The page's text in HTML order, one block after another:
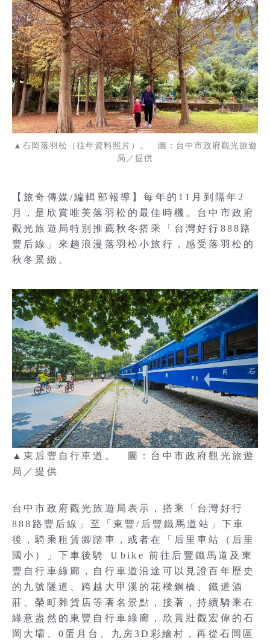
▲石岡落羽松（往年資料照片）。 圖：台中市政府觀光旅遊
局／提供
【旅奇傳媒/編輯部報導】每年的11月到隔年2
月，是欣賞唯美落羽松的最佳時機。台中市政府
觀光旅遊局特別推薦秋冬搭乘「台灣好行888路
豐后線」來趟浪漫落羽松小旅行，感受落羽松的
秋冬景緻。
▲東后豐自行車道。 圖：台中市政府觀光旅遊
局／提供
台中市政府觀光旅遊局表示，搭乘「台灣好行
888路豐后線」至「東豐/后豐鐵馬道站」下車
後，騎乘租賃腳踏車，或者在「后里車站（后里
國小）」下車後騎 Ｕbike 前往后豐鐵馬道及東
豐自行車綠廊，自行車道沿途可以見證百年歷史
的九號隧道、跨越大甲溪的花樑鋼橋、鐵道酒
莊、榮町雜貨店等著名景點，接著，持續騎乘在
綠意盎然的東豐自行車綠廊，欣賞壯觀宏偉的石
岡大壩、0蛋月台、九房3D彩繪村，再從石岡區